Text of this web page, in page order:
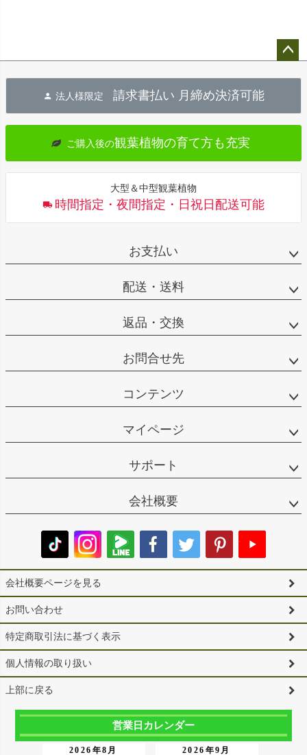
へ
法人様限定 請求書払い 月締め決済可能
ご購入後の観葉植物の育て方も充実
大型＆中型観葉植物
時間指定・夜間指定・日祝日配送可能
お支払い
配送・送料
返品・交換
お問合せ先
コンテンツ
マイページ
サポート
会社概要
会社概要ページを見る
お問い合わせ
特定商取引法に基づく表示
個人情報の取り扱い
上部に戻る
営業日カレンダー